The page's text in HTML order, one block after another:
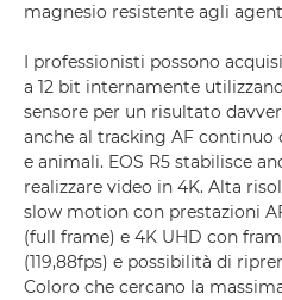
magnesio resistente agli
I professionisti possono
a 12 bit internamente
sensore per un risultato
anche al tracking AF continuo
e animali. EOS R5 stabilisce
realizzare video in 4K. Alta
slow motion con prestazioni
(full frame) e 4K UHD con
(119,88fps) e possibilità di
Coloro che cercano la